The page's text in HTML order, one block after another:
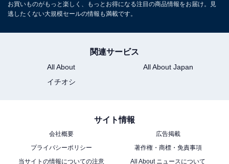
Marshall ワイヤレススピーカー Bluetoothスピーカー
マーシャル「Willen II」
お買いものがもっと楽しく、もっとお得になる注目の商品情報をお届け。見
逃したくない大規模セールの情報も満載です。
関連サービス
All About
All About Japan
イチオシ
サイト情報
会社概要
広告掲載
プライバシーポリシー
著作権・商標・免責事項
当サイトの情報についての注意
All About ニュースについて